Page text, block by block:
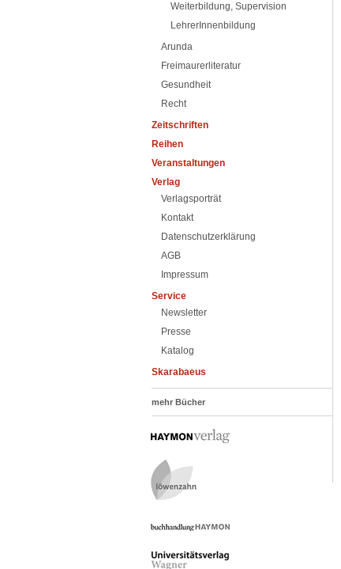
Weiterbildung, Supervision
LehrerInnenbildung
Arunda
Freimaurerliteratur
Gesundheit
Recht
Zeitschriften
Reihen
Veranstaltungen
Verlag
Verlagsporträt
Kontakt
Datenschutzerklärung
AGB
Impressum
Service
Newsletter
Presse
Katalog
Skarabaeus
mehr Bücher